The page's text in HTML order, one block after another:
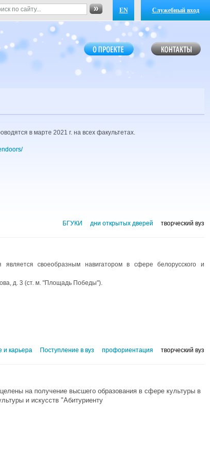
EN Служебный вход
в марте 2021 г. на всех факультетах.
БГУКИ дни открытых дверей творческий вуз
является своеобразным навигатором в сфере белорусского и
д. 3 (ст. м. "Площадь Победы").
и карьера Поступление в вуз профориентация творческий вуз
на получение высшего образования в сфере культуры в
и искусств "Абитуриенту